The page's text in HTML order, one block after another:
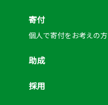
寄付
個人で寄付をお考えの方
助成
採用